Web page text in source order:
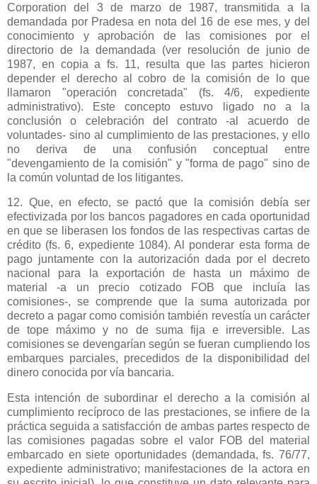
Corporation del 3 de marzo de 1987, transmitida a la
demandada por Pradesa en nota del 16 de ese mes, y del
conocimiento y aprobación de las comisiones por el
directorio de la demandada (ver resolución de junio de
1987, en copia a fs. 11, resulta que las partes hicieron
depender el derecho al cobro de la comisión de lo que
llamaron "operación concretada" (fs. 4/6, expediente
administrativo). Este concepto estuvo ligado no a la
conclusión o celebración del contrato -al acuerdo de
voluntades- sino al cumplimiento de las prestaciones, y ello
no deriva de una confusión conceptual entre
"devengamiento de la comisión" y "forma de pago" sino de
la común voluntad de los litigantes.
12. Que, en efecto, se pactó que la comisión debía ser
efectivizada por los bancos pagadores en cada oportunidad
en que se liberasen los fondos de las respectivas cartas de
crédito (fs. 6, expediente 1084). Al ponderar esta forma de
pago juntamente con la autorización dada por el decreto
nacional para la exportación de hasta un máximo de
material -a un precio cotizado FOB que incluía las
comisiones-, se comprende que la suma autorizada por
decreto a pagar como comisión también revestía un carácter
de tope máximo y no de suma fija e irreversible. Las
comisiones se devengarían según se fueran cumpliendo los
embarques parciales, precedidos de la disponibilidad del
dinero conocida por vía bancaria.
Esta intención de subordinar el derecho a la comisión al
cumplimiento recíproco de las prestaciones, se infiere de la
práctica seguida a satisfacción de ambas partes respecto de
las comisiones pagadas sobre el valor FOB del material
embarcado en siete oportunidades (demandada, fs. 76/77,
expediente administrativo; manifestaciones de la actora en